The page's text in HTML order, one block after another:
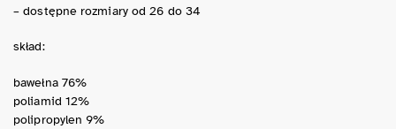
– dostępne rozmiary od 26 do 34
skład:
bawełna 76%
poliamid 12%
polipropylen 9%